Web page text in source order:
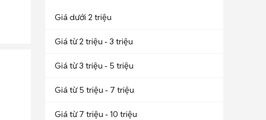
Giá dưới 2 triệu
Giá từ 2 triệu - 3 triệu
Giá từ 3 triệu - 5 triệu
Giá từ 5 triệu - 7 triệu
Giá từ 7 triệu - 10 triệu